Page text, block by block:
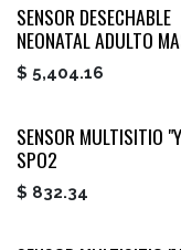
SENSOR DESECHABLE
NEONATAL ADULTO
$ 5,404.16
SENSOR MULTISITIO
SPO2
$ 832.34